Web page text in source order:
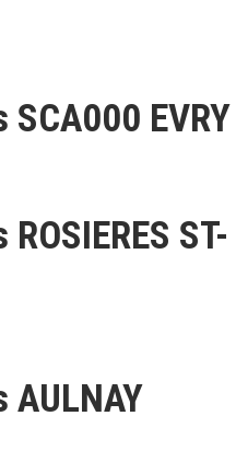
SCA000 EVRY
ST-
AULNAY